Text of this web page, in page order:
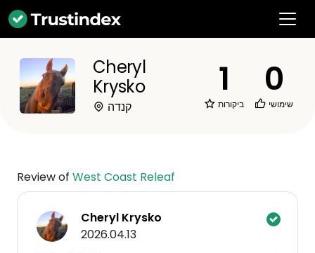
Cheryl
Krysko
קנדה
1
ביקורות
0
שימושי
Review of West Coast Releaf
Cheryl Krysko
2026.04.13